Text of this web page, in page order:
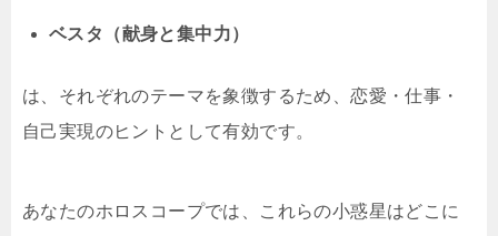
ベスタ（献身と集中力）
は、それぞれのテーマを象徴するため、恋愛・仕事・
自己実現のヒントとして有効です。
あなたのホロスコープでは、これらの小惑星はどこに